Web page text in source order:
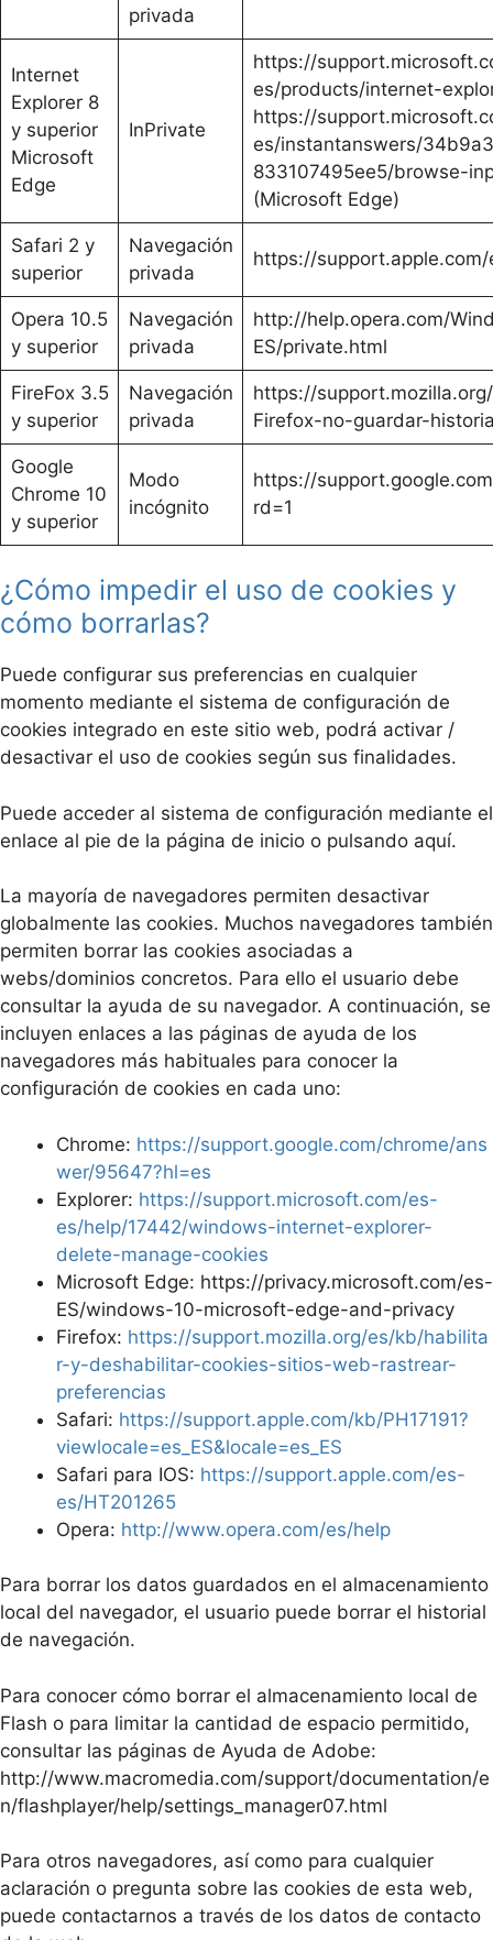
privada
Internet
Explorer 8
y superior
Microsoft
Edge
InPrivate
https://
es/products/internet-
https://
es/instantanswers/
833107495ee5/browse-
(Microsoft Edge)
Safari 2 y
superior
Navegación
privada
https://
Opera 10.5
y superior
Navegación
privada
http://help.opera.com/
ES/private.html
FireFox 3.5
y superior
Navegación
privada
https://
Firefox-no-guardar-
Google
Chrome 10
y superior
Modo
incógnito
https://
rd=1
¿Cómo impedir el uso de cookies y
cómo borrarlas?
Puede configurar sus preferencias en cualquier
momento mediante el sistema de configuración de
cookies integrado en este sitio web, podrá activar /
desactivar el uso de cookies según sus finalidades.
Puede acceder al sistema de configuración mediante el
enlace al pie de la página de inicio o pulsando aquí.
La mayoría de navegadores permiten desactivar
globalmente las cookies. Muchos navegadores también
permiten borrar las cookies asociadas a
webs/dominios concretos. Para ello el usuario debe
consultar la ayuda de su navegador. A continuación, se
incluyen enlaces a las páginas de ayuda de los
navegadores más habituales para conocer la
configuración de cookies en cada uno:
Chrome: https://support.google.com/chrome/ans
wer/95647?hl=es
Explorer: https://support.microsoft.com/es-
es/help/17442/windows-internet-explorer-
delete-manage-cookies
Microsoft Edge: https://privacy.microsoft.com/es-
ES/windows-10-microsoft-edge-and-privacy
Firefox: https://support.mozilla.org/es/kb/habilita
r-y-deshabilitar-cookies-sitios-web-rastrear-
preferencias
Safari: https://support.apple.com/kb/PH17191?
viewlocale=es_ES&locale=es_ES
Safari para IOS: https://support.apple.com/es-
es/HT201265
Opera: http://www.opera.com/es/help
Para borrar los datos guardados en el almacenamiento
local del navegador, el usuario puede borrar el historial
de navegación.
Para conocer cómo borrar el almacenamiento local de
Flash o para limitar la cantidad de espacio permitido,
consultar las páginas de Ayuda de Adobe:
http://www.macromedia.com/support/documentation/e
n/flashplayer/help/settings_manager07.html
Para otros navegadores, así como para cualquier
aclaración o pregunta sobre las cookies de esta web,
puede contactarnos a través de los datos de contacto